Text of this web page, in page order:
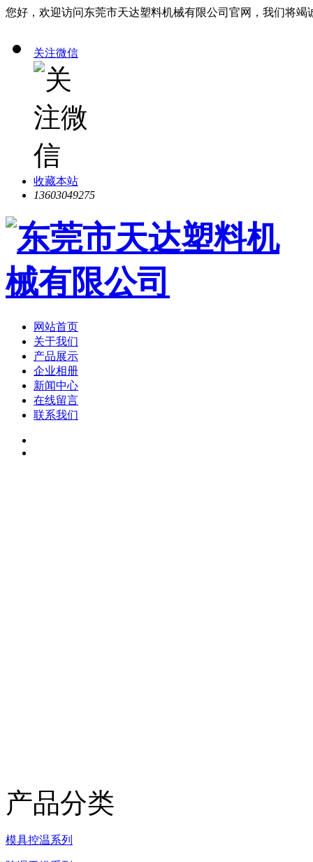
您好，欢迎访问东莞市天达塑料机械有限公司官网，我们将竭
关注微信
收藏本站
13603049275
网站首页
关于我们
产品展示
企业相册
新闻中心
在线留言
联系我们
产品分类
模具控温系列